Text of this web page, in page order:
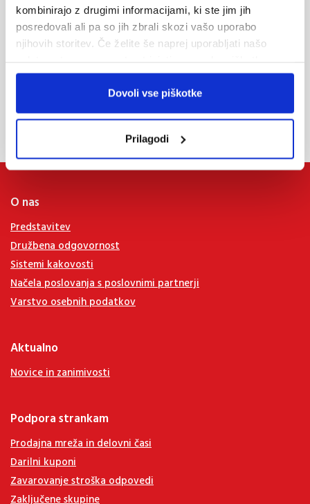
kombinirajo z drugimi informacijami, ki ste jim jih
posredovali ali pa so jih zbrali skozi vašo uporabo
njihovih storitev. Če želite še naprej uporabljati našo
Dovoli vse piškotke
Prilagodi
Informacije preko el. pošte
turizem@alpetour.si
Prodajna mreža
O nas
Predstavitev
Družbena odgovornost
Sistemi kakovosti
Načela poslovanja s poslovnimi partnerji
Varstvo osebnih podatkov
Aktualno
Novice in zanimivosti
Podpora strankam
Prodajna mreža in delovni časi
Darilni kuponi
Zavarovanje stroška odpovedi
Zaključene skupine